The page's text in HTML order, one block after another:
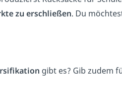
zu erschließen. Du
gibt es? Gib zudem